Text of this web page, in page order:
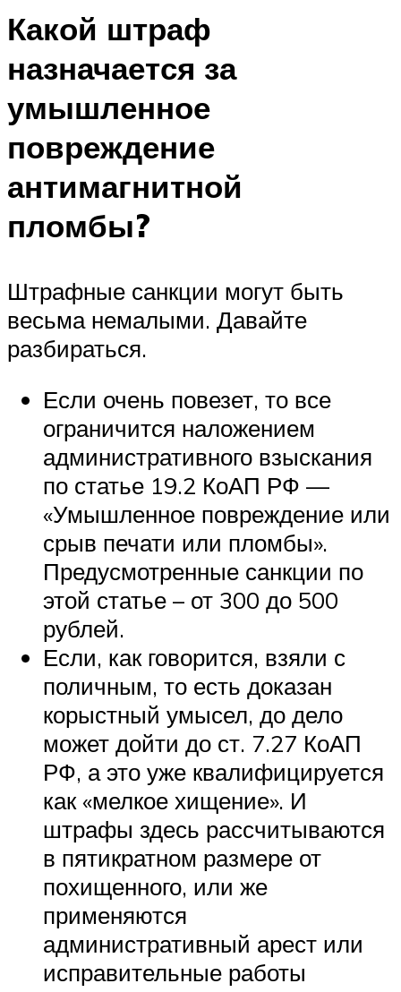
Какой штраф
назначается за
умышленное
повреждение
антимагнитной
пломбы?
Штрафные санкции могут быть
весьма немалыми. Давайте
разбираться.
Если очень повезет, то все
ограничится наложением
административного взыскания
по статье 19.2 КоАП РФ —
«Умышленное повреждение или
срыв печати или пломбы».
Предусмотренные санкции по
этой статье – от 300 до 500
рублей.
Если, как говорится, взяли с
поличным, то есть доказан
корыстный умысел, до дело
может дойти до ст. 7.27 КоАП
РФ, а это уже квалифицируется
как «мелкое хищение». И
штрафы здесь рассчитываются
в пятикратном размере от
похищенного, или же
применяются
административный арест или
исправительные работы